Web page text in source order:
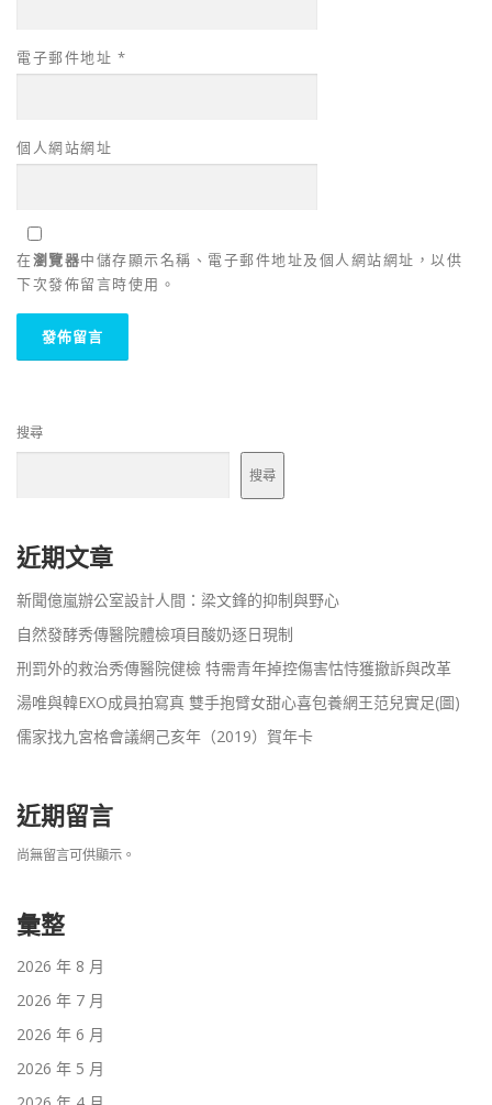
電子郵件地址 *
個人網站網址
在瀏覽器中儲存顯示名稱、電子郵件地址及個人網站網址，以供
下次發佈留言時使用。
搜尋
搜尋
近期文章
新聞億嵐辦公室設計人間：梁文鋒的抑制與野心
自然發酵秀傳醫院體檢項目酸奶逐日現制
刑罰外的救治秀傳醫院健檢 特需青年掉控傷害怙恃獲撤訴與改革
湯唯與韓EXO成員拍寫真 雙手抱臂女甜心喜包養網王范兒實足(圖)
儒家找九宮格會議網己亥年（2019）賀年卡
近期留言
尚無留言可供顯示。
彙整
2026 年 8 月
2026 年 7 月
2026 年 6 月
2026 年 5 月